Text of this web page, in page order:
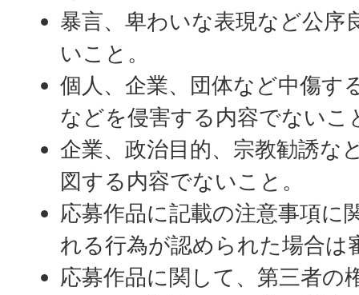
暴言、卑わいな表現など公序
いこと。
個人、企業、団体など中傷す
などを侵害する内容でないこ
企業、政治目的、宗教勧誘な
図する内容でないこと。
応募作品に記載の注意事項に
れる行為が認められた場合は
応募作品に関して、第三者の